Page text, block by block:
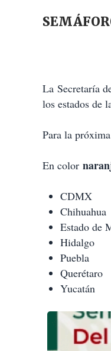
La Secretaría
los estados de
Para la
En color
CDMX
Chihuahua
Estado de
Hidalgo
Puebla
Querétaro
Yucatán